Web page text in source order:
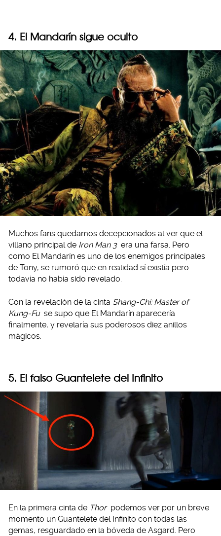
4. El Mandarín sigue oculto
Muchos fans quedamos decepcionados al ver que el
villano principal de Iron Man 3 era una farsa. Pero
como El Mandarín es uno de los enemigos principales
de Tony, se rumoró que en realidad sí existía pero
todavía no había sido revelado.
Con la revelación de la cinta Shang-Chi: Master of
Kung-Fu se supo que El Mandarín aparecería
finalmente, y revelaría sus poderosos diez anillos
mágicos.
5. El falso Guantelete del Infinito
En la primera cinta de Thor podemos ver por un breve
momento un Guantelete del Infinito con todas las
gemas, resguardado en la bóveda de Asgard. Pero